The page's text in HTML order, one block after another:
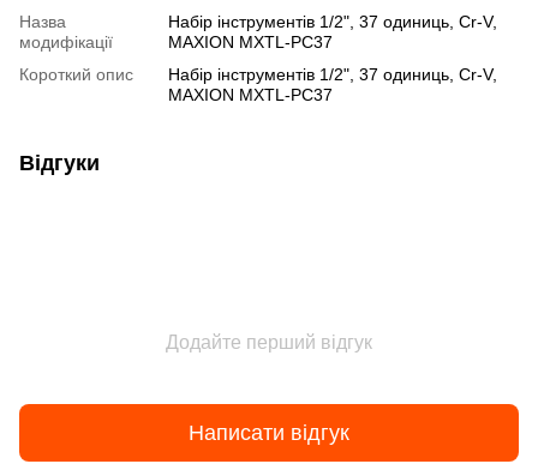
Назва
модифікації
Набір інструментів 1/2", 37 одиниць, Cr-V,
MAXION MXTL-PC37
Короткий опис
Набір інструментів 1/2", 37 одиниць, Cr-V,
MAXION MXTL-PC37
Відгуки
Додайте перший відгук
Написати відгук